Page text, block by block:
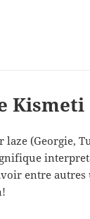
Kismeti
laze (Georgie,
entre autres